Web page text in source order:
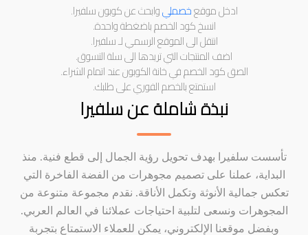
ادخل موقعخصمليوابحث عن كوبون سلفيرا.
انسخ كود الخصم باضغطة واحدة.
انتقل الى الموقع الرسمي لـ سلفيرا.
اضف المنتجات التي تريدها الى سلة التسوق.
الصق كود الخصم في خانة الكوبون عند اتمام الشراء.
استمتع بالخصم الفوري على طلبك.
نبذة شاملة عن سلفيرا
تأسست سلفيرا بهدف تحويل رؤية الجمال إلى قطع فنية. منذ
البداية، عملنا على تصميم مجوهرات من الفضة الفاخرة التي
تعكس جمالية الأنوثة وتكمل الأناقة. نقدم مجموعة متنوعة من
المجوهرات ونسعى لتلبية احتياجات عملائنا في العالم العربي.
وبفضل موقعنا الإلكتروني، يمكن للعملاء الاستمتاع بتجربة